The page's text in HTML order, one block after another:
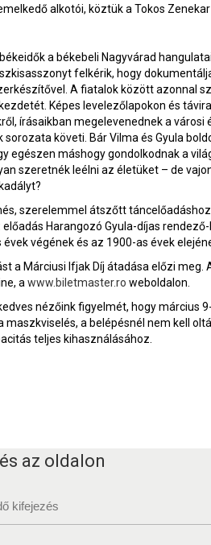
alkotói, köztük a Tokos
a békebeli Nagyvárad
felkérik, hogy
A fiatalok között azonnal
Képes levelezőlapokon és
írásaikban megelevenednek a
sorozata követi. Bár Vilma és Gyula
egészen máshogy gondolkodnak a
szeretnék leélni az életüket – de
szerelemmel átszőtt
előadás Harangozó Gyula-díjas
évek végének és az 1900-as évek
a Márciusi Ifjak Díj átadása előzi
a www.biletmaster.ro weboldalon.
nézőink figyelmét, hogy március
maszkviselés, a belépésnél nem kell
teljes kihasználásához.
az oldalon